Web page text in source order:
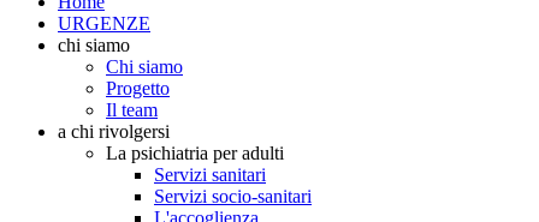
URGENZE
chi siamo
Chi siamo
Progetto
Il team
a chi rivolgersi
La psichiatria per adulti
Servizi sanitari
Servizi socio-sanitari
L'accoglienza